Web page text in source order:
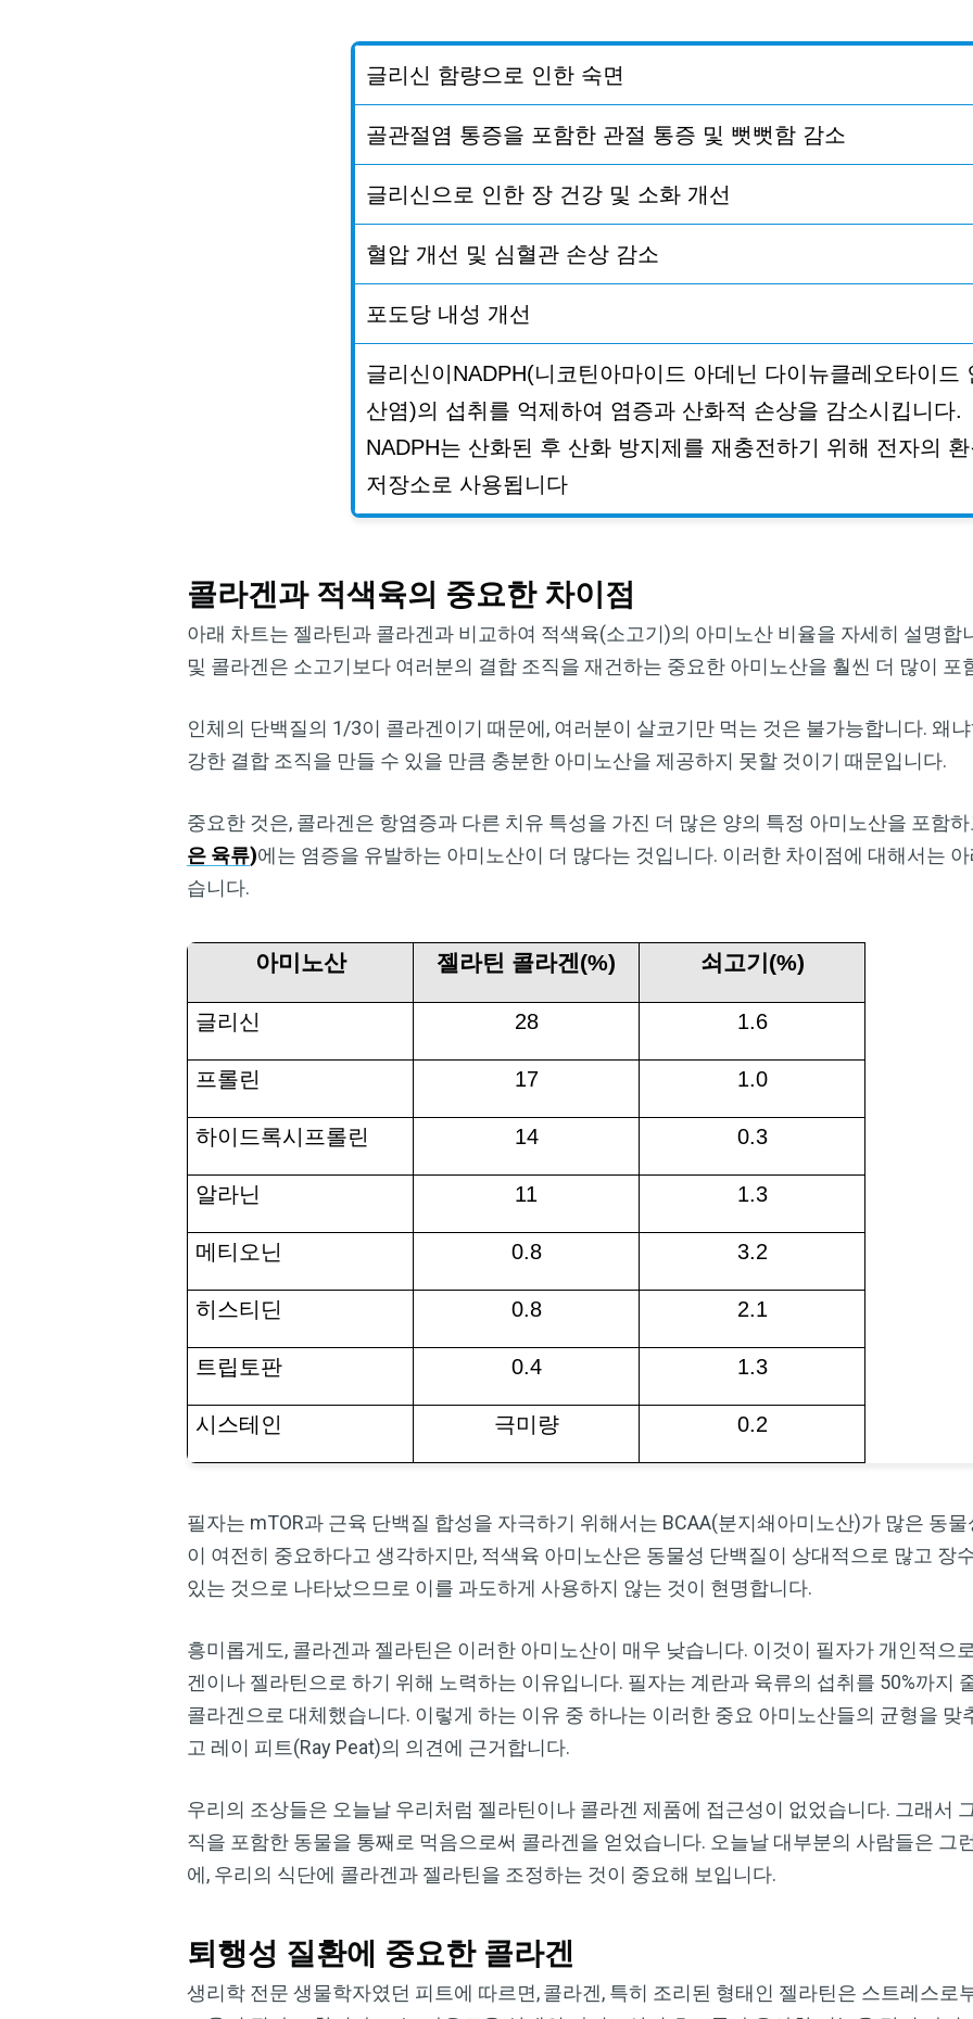
글리신 함량으로 인한 숙면
골관절염 통증을 포함한 관절 통증 및 뻣뻣함 감소
글리신으로 인한 장 건강 및 소화 개선
혈압 개선 및 심혈관 손상 감소
포도당 내성 개선
글리신이 NADPH(니코틴아마이드 아데닌 다이뉴클레오타이드
산염)의 섭취를 억제하여 염증과 산화적 손상을 감소시킵니다.
NADPH는 산화된 후 산화 방지제를 재충전하기 위해 전자의 환
저장소로 사용됩니다
콜라겐과 적색육의 중요한 차이점
아래 차트는 젤라틴과 콜라겐과 비교하여 적색육(소고기)의 아미노산 비율을 자세히 설명합
및 콜라겐은 소고기보다 여러분의 결합 조직을 재건하는 중요한 아미노산을 훨씬 더 많이 포
인체의 단백질의 1/3이 콜라겐이기 때문에, 여러분이 살코기만 먹는 것은 불가능합니다. 왜
강한 결합 조직을 만들 수 있을 만큼 충분한 아미노산을 제공하지 못할 것이기 때문입니다.
중요한 것은, 콜라겐은 항염증과 다른 치유 특성을 가진 더 많은 양의 특정 아미노산을 포함
은 육류)에는 염증을 유발하는 아미노산이 더 많다는 것입니다. 이러한 차이점에 대해서는
습니다.
아미노산 젤라틴 콜라겐(%) 쇠고기 (%)
글리신 28 1.6
프롤린 17 1.0
하이드록시프롤린 14 0.3
알라닌 11 1.3
메티오닌 0.8 3.2
히스티딘 0.8 2.1
트립토판 0.4 1.3
시스테인 극미량 0.2
필자는 mTOR과 근육 단백질 합성을 자극하기 위해서는 BCAA(분지쇄아미노산)가 많은 동
이 여전히 중요하다고 생각하지만, 적색육 아미노산은 동물성 단백질이 상대적으로 많고 장
있는 것으로 나타났으므로 이를 과도하게 사용하지 않는 것이 현명합니다.
흥미롭게도, 콜라겐과 젤라틴은 이러한 아미노산이 매우 낮습니다. 이것이 필자가 개인적으
겐이나 젤라틴으로 하기 위해 노력하는 이유입니다. 필자는 계란과 육류의 섭취를 50%까지
콜라겐으로 대체했습니다. 이렇게 하는 이유 중 하나는 이러한 중요 아미노산들의 균형을 맞
고 레이 피트(Ray Peat)의 의견에 근거합니다.
우리의 조상들은 오늘날 우리처럼 젤라틴이나 콜라겐 제품에 접근성이 없었습니다. 그래서
직을 포함한 동물을 통째로 먹음으로써 콜라겐을 얻었습니다. 오늘날 대부분의 사람들은 그
에, 우리의 식단에 콜라겐과 젤라틴을 조정하는 것이 중요해 보입니다.
퇴행성 질환에 중요한 콜라겐
생리학 전문 생물학자였던 피트에 따르면,콜라겐, 특히 조리된 형태인 젤라틴은 스트레스로
Dr. Mercola의 자연 건강 뉴스레터를 무
검열이나 전자정보 감시 없는 제대로 된 자연 건강 정보를 자유
롭게 확인하실 수 있습니다. Dr. Mercola와 함께 개인정보와 표
지금 구독하기